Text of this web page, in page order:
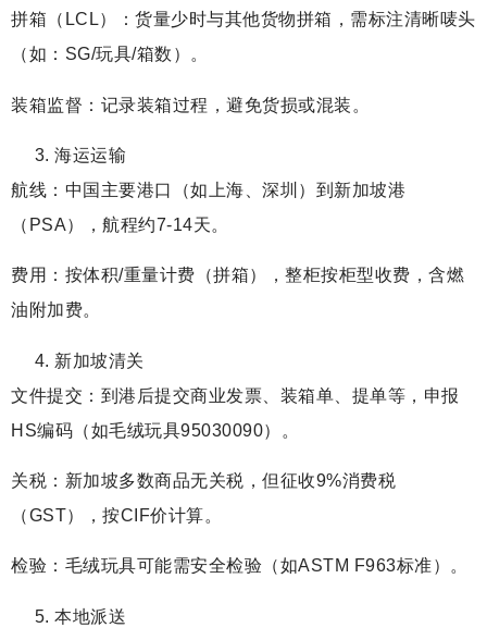
拼箱（LCL）：货量少时与其他货物拼箱，需标注清晰唛头
（如：SG/玩具/箱数）。
装箱监督：记录装箱过程，避免货损或混装。
海运运输
航线：中国主要港口（如上海、深圳）到新加坡港
（PSA），航程约7-14天。
费用：按体积/重量计费（拼箱），整柜按柜型收费，含燃
油附加费。
新加坡清关
文件提交：到港后提交商业发票、装箱单、提单等，申报
HS编码（如毛绒玩具95030090）。
关税：新加坡多数商品无关税，但征收9%消费税
（GST），按CIF价计算。
检验：毛绒玩具可能需安全检验（如ASTM F963标准）。
本地派送